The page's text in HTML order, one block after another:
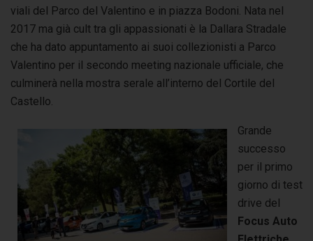
viali del Parco del Valentino e in piazza Bodoni. Nata nel
2017 ma già cult tra gli appassionati è la Dallara Stradale
che ha dato appuntamento ai suoi collezionisti a Parco
Valentino per il secondo meeting nazionale ufficiale, che
culminerà nella mostra serale all’interno del Cortile del
Castello.
Grande
successo
per il primo
giorno di test
drive del
Focus Auto